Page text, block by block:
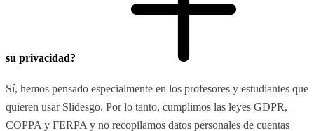
su privacidad?
Sí, hemos pensado especialmente en los profesores y estudiantes que
quieren usar Slidesgo. Por lo tanto, cumplimos las leyes GDPR,
COPPA y FERPA y no recopilamos datos personales de cuentas